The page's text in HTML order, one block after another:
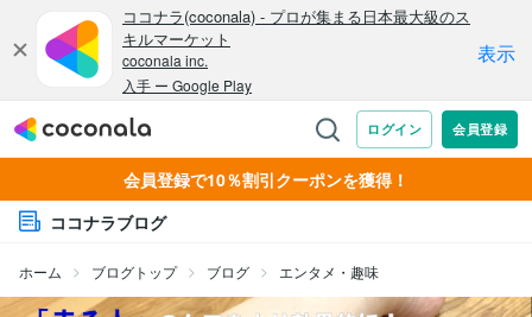
会員登録で10％割引クーポンを獲得！
ココナラブログ
ホーム ブログトップ ブログ エンタメ・趣味